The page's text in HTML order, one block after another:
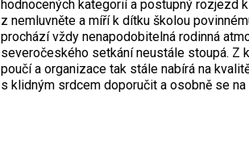
hodnocených kategorií a postupný rozjezd
z nemluvněte a míří k dítku školou
prochází vždy nenapodobitelná rodinná
severočeského setkání neustále stoupá. Z
poučí a organizace tak stále nabírá na
s klidným srdcem doporučit a osobně se